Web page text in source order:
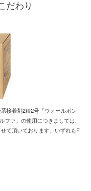
だわり
接着剤2種2号「ウォールボン
ファ」の使用につきましては、
て頂いております
いずれもF